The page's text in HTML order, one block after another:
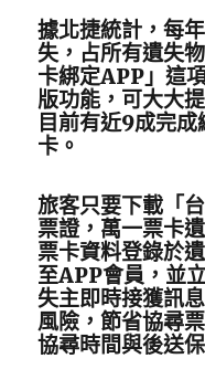
據北捷統計，每
失，占所有遺失
卡綁定APP」這
版功能，可大大
目前有近9成完
卡。
旅客只要下載「
票證，萬一票卡
票卡資料登錄於
至APP會員，並
失主即時接獲訊
風險，節省協尋
協尋時間與後送